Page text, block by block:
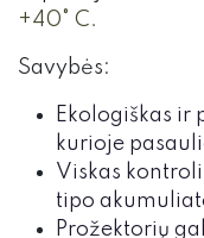
+40° C.
Savybės:
Ekologiškas ir
kurioje
Viskas
tipo
Prožektorių